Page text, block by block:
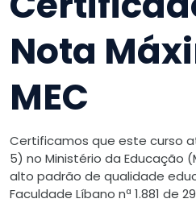
Nota
MEC
Certificamos que este curso
5) no Ministério da Educação
alto padrão de qualidade
Faculdade Líbano nª 1.881 de